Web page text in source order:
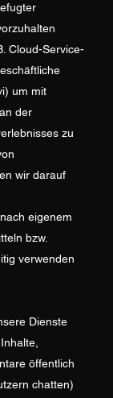
Cloud-Service-
um mit
der
zu
wir darauf
eigenem
bzw.
verwenden
Dienste
öffentlich
chatten)